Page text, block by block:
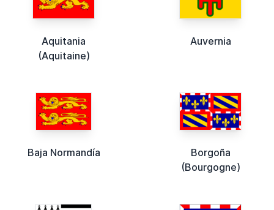
Aquitania
(Aquitaine)
Auvernia
Baja Normandía
Borgoña
(Bourgogne)